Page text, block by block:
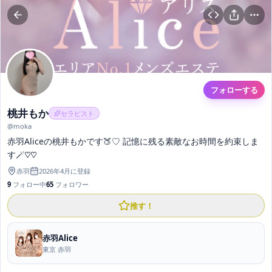
フォローする
桃井もか
セラピスト
@moka
赤羽Aliceの桃井もかです🍑♡ 記憶に残る素敵なお時間を約束しま
す🪄♡♡
赤羽 2026年4月 に登録
9 フォロー中65 フォロワー
推す！
赤羽Alice
東京 赤羽